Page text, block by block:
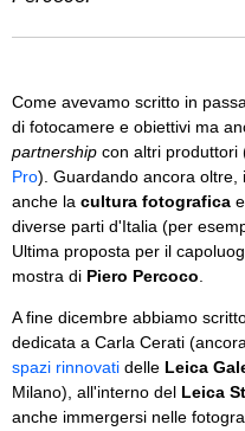
Come avevamo scritto in
di fotocamere e obiettivi ma
partnership con altri produttori
Pro). Guardando ancora oltre,
anche la cultura fotografica
diverse parti d'Italia (per
Ultima proposta per il
mostra di Piero Percoco
A fine dicembre abbiamo
dedicata a Carla Cerati
spazi rinnovati delle Leica
Milano), all'interno del Leica
anche immergersi nelle